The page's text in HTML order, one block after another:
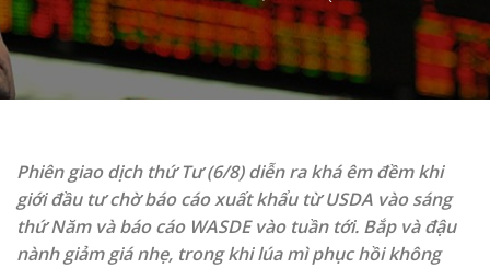
Phiên giao dịch thứ Tư (6/8) diễn ra khá êm đềm khi
giới đầu tư chờ báo cáo xuất khẩu từ USDA vào sáng
thứ Năm và báo cáo WASDE vào tuần tới. Bắp và đậu
nành giảm giá nhẹ, trong khi lúa mì phục hồi không